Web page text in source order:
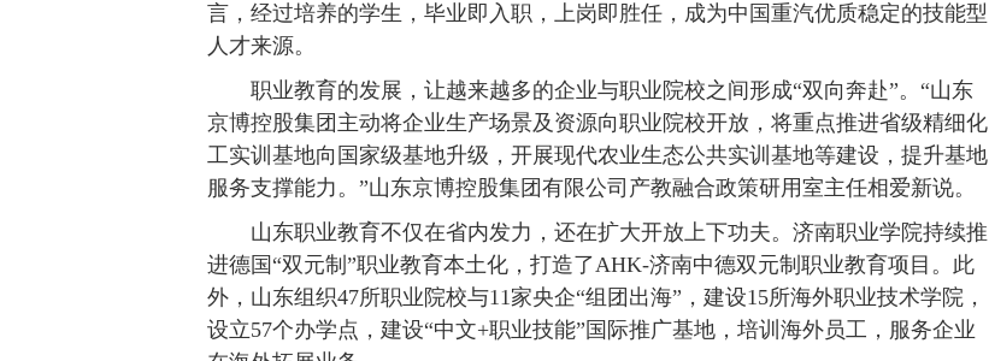
言，经过培养的学生，毕业即入职，上岗即胜任，成为中国重汽优质稳定的技能型
人才来源。
职业教育的发展，让越来越多的企业与职业院校之间形成“双向奔赴”。“山东
京博控股集团主动将企业生产场景及资源向职业院校开放，将重点推进省级精细化
工实训基地向国家级基地升级，开展现代农业生态公共实训基地等建设，提升基地
服务支撑能力。”山东京博控股集团有限公司产教融合政策研用室主任相爱新说。
山东职业教育不仅在省内发力，还在扩大开放上下功夫。济南职业学院持续推
进德国“双元制”职业教育本土化，打造了AHK-济南中德双元制职业教育项目。此
外，山东组织47所职业院校与11家央企“组团出海”，建设15所海外职业技术学院，
设立57个办学点，建设“中文+职业技能”国际推广基地，培训海外员工，服务企业